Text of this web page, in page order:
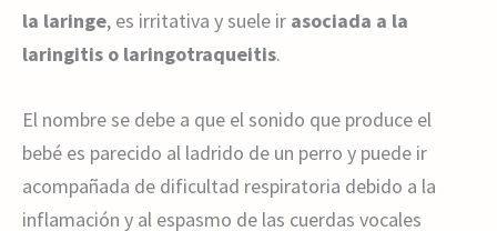
la laringe, es irritativa y suele ir asociada a la
laringitis o laringotraqueitis.
El nombre se debe a que el sonido que produce el
bebé es parecido al ladrido de un perro y puede ir
acompañada de dificultad respiratoria debido a la
inflamación y al espasmo de las cuerdas vocales